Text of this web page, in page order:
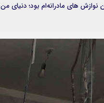
های مادرانه‌ام بود؛ دنیای